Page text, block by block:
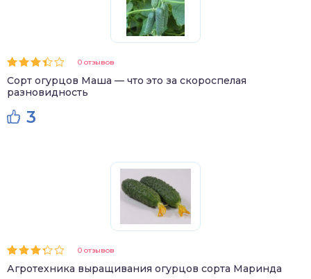
0 отзывов
Сорт огурцов Маша — что это за скороспелая
разновидность
3
0 отзывов
Агротехника выращивания огурцов сорта Маринда